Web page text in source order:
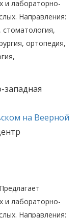
и лабораторно-
Направления:
стоматология,
ортопедия,
западная
на Веерной
и лабораторно-
Направления: